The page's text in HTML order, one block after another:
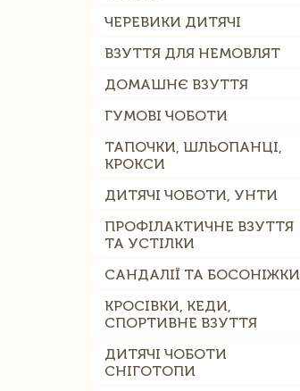
ЧЕРЕВИКИ ДИТЯЧІ
ВЗУТТЯ ДЛЯ НЕМОВЛЯТ
ДОМАШНЄ ВЗУТТЯ
ГУМОВІ ЧОБОТИ
ТАПОЧКИ, ШЛЬОПАНЦІ,
КРОКСИ
ДИТЯЧІ ЧОБОТИ, УНТИ
ПРОФІЛАКТИЧНЕ ВЗУТТЯ
ТА УСТІЛКИ
САНДАЛІЇ ТА БОСОНІЖКИ
КРОСІВКИ, КЕДИ,
СПОРТИВНЕ ВЗУТТЯ
ДИТЯЧІ ЧОБОТИ
СНІГОТОПИ